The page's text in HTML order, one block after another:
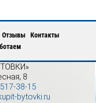
Отзывы
Контакты
8
38-15
bytovki.ru